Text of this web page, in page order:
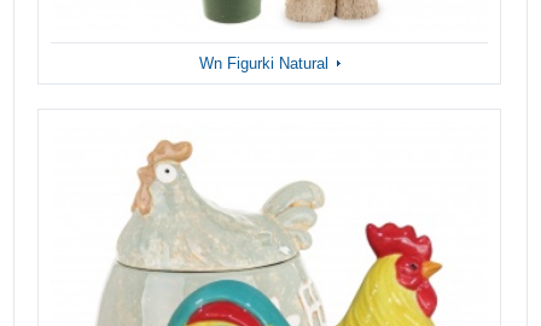
Wn Figurki Natural